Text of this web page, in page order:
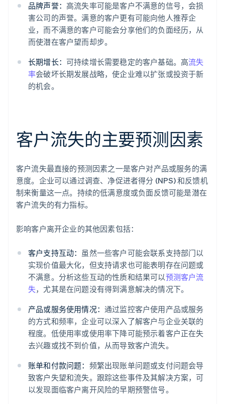
品牌声誉： 高流失率可能是客户不满意的信号，会损
害公司的声誉。满意的客户更有可能向他人推荐企
业，而不满意的客户可能会分享他们的负面经历，从
而使潜在客户望而却步。
长期增长： 可持续增长需要稳定的客户基础。高流失
率会破坏长期发展战略，使企业难以扩张或投资于新
的机会。
客户流失的主要预测因素
客户流失最直接的预测因素之一是客户对产品或服务的满
意度。企业可以通过调查、净促进者得分 (NPS) 和反馈机
制来衡量这一点。持续的低满意度或负面反馈可能是潜在
客户流失的有力指标。
影响客户离开企业的其他因素包括：
客户支持互动： 虽然一些客户可能会联系支持部门以
实现价值最大化，但支持请求也可能表明存在问题或
不满意。分析这些互动的性质和结果可以预测客户流
失，尤其是在问题没有得到满意解决的情况下。
产品或服务使用情况： 通过监控客户使用产品或服务
的方式和频率，企业可以深入了解客户与企业关联的
程度。低使用率或使用率下降可能预示着客户正在失
去兴趣或找不到价值，从而导致客户流失。
账单和付款问题： 频繁出现账单问题或支付问题会导
致客户失望和流失。跟踪这些事件及其解决方案，可
以发现面临客户离开风险的早期预警信号。